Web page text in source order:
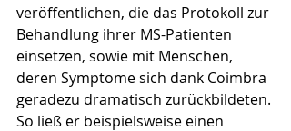
veröffentlichen, die das Protokoll zur
Behandlung ihrer MS-Patienten
einsetzen, sowie mit Menschen,
deren Symptome sich dank Coimbra
geradezu dramatisch zurückbildeten.
So ließ er beispielsweise einen